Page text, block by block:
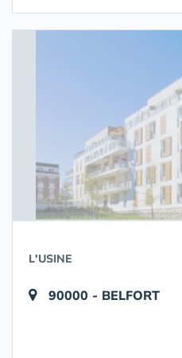
L'USINE
90000 - BELFORT